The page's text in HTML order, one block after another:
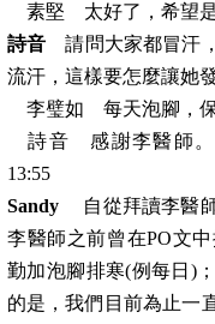
素堅 太好了，希望是
詩音 請問大家都冒汗
流汗，這樣要怎麼讓她
李璧如 每天泡腳，保
詩音 感謝李醫師。
13:55
Sandy 自從拜讀李醫師
李醫師之前曾在PO文
勤加泡腳排寒(例每日)
的是，我們目前為止一